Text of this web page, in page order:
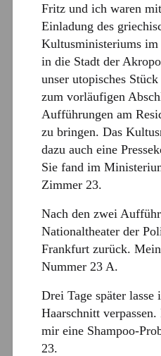
Fritz und ich waren
Einladung des
Kultusministeriums im
in die Stadt der
unser utopisches
zum vorläufigen
Aufführungen am
zu bringen. Das
dazu auch eine
Sie fand im
Zimmer 23.
Nach den zwei
Nationaltheater der
Frankfurt zurück.
Nummer 23 A.
Drei Tage später lasse
Haarschnitt
mir eine Shampoo-
23.